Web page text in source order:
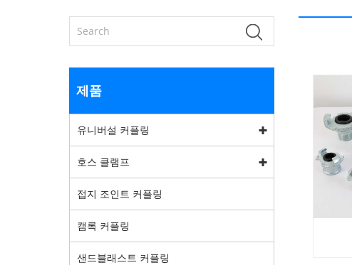
제품
유니버설 커플링
호스 클램프
접지 조인트 커플링
캠록 커플링
샌드블래스트 커플링